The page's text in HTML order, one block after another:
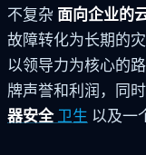
不复杂 面向企业的
故障转化为长期的
以领导力为核心的
牌声誉和利润，同
器安全卫生 以及一